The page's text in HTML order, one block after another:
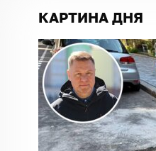
КАРТИНА ДНЯ